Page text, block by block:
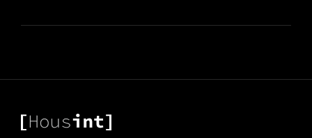
SISTEMAS
ACONDICIONADO